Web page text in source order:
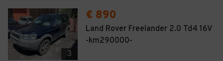
3
€ 890
Land Rover Freelander 2.0 Td4 16V
-km290000-